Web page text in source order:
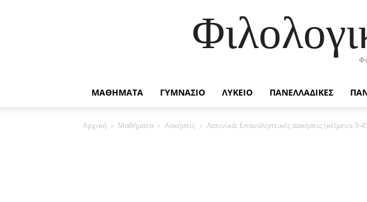
ΜΑΘΗΜΑΤΑ ΓΥΜΝΑΣΙΟ ΛΥΚΕΙΟ ΠΑΝΕΛΛΑΔΙΚΕΣ
Αρχική Μαθήματα Ασκήσεις Λατινικά: Επαναληπτικές ασκήσεις (κείμενα 3-